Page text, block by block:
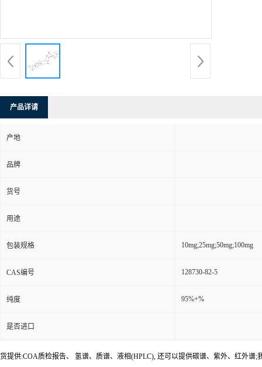
产品详请
产地
品牌
货号
用途
包装规格 10mg;25mg;50mg;100mg
CAS编号 128730-82-5
纯度 95%+%
是否进口
货提供:COA质检报告、 氢谱、质谱、液相(HPLC), 还可以提供碳谱、紫外、红外谱;